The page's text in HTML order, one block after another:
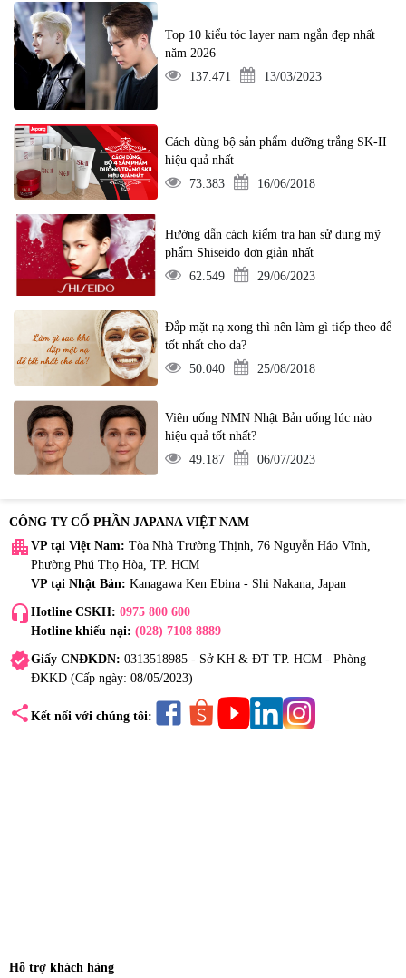
Top 10 kiểu tóc layer nam ngắn đẹp nhất
năm 2026
137.471
13/03/2023
Cách dùng bộ sản phẩm dưỡng trắng SK-II
hiệu quả nhất
73.383
16/06/2018
Hướng dẫn cách kiểm tra hạn sử dụng mỹ
phẩm Shiseido đơn giản nhất
62.549
29/06/2023
Đắp mặt nạ xong thì nên làm gì tiếp theo để
tốt nhất cho da?
50.040
25/08/2018
Viên uống NMN Nhật Bản uống lúc nào
hiệu quả tốt nhất?
49.187
06/07/2023
CÔNG TY CỔ PHẦN JAPANA VIỆT NAM
apartment VP tại Việt Nam: Tòa Nhà Trường Thịnh, 76 Nguyễn Háo Vĩnh,
Phường Phú Thọ Hòa, TP. HCM
VP tại Nhật Bản: Kanagawa Ken Ebina - Shi Nakana, Japan
headset_mic Hotline CSKH: 0975 800 600
Hotline khiếu nại: (028) 7108 8889
verifiedGiấy CNĐKDN: 0313518985 - Sở KH & ĐT TP. HCM - Phòng
ĐKKD (Cấp ngày: 08/05/2023)
share Kết nối với chúng tôi:
Hỗ trợ khách hàng